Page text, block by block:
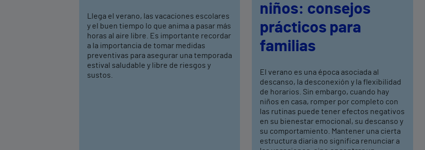
Llega el verano, las vacaciones escolares
y el buen tiempo lo que anima a pasar más
horas al aire libre. Es importante recordar
a la importancia de tomar medidas
preventivas para asegurar una temporada
estival saludable y libre de riesgos y
sustos.
niños: consejos
prácticos para
familias
El verano es una época asociada al
descanso, la desconexión y la flexibilidad
de horarios. Sin embargo, cuando hay
niños en casa, romper por completo con
las rutinas puede tener efectos negativos
en su bienestar emocional, su descanso y
su comportamiento. Mantener una cierta
estructura diaria no significa renunciar a